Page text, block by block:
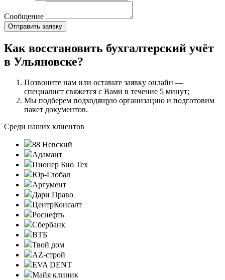
Сообщение
Как восстановить бухгалтерский учёт
в Ульяновске?
Позвоните нам или оставьте заявку онлайн —
специалист свяжется с Вами в течение 5 минут;
Мы подберем подходящую организацию и подготовим
пакет документов.
Среди наших клиентов
88 Невский
Адамант
Пионер Био Тех
Юр-Глобал
Аргумент
Дари Право
ЦентрКонсалт
Роснефть
Сбербанк
ВТБ
Твой дом
AZ-строй
EVA DENT
Майя клиник